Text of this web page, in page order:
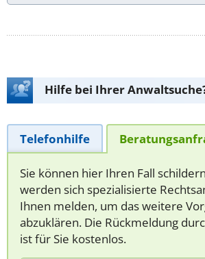
Hilfe bei Ihrer
Telefonhilfe
Sie können hier Ihren Fall
werden sich spezialisierte
Ihnen melden, um das weitere
abzuklären. Die Rückmeldung
ist für Sie kostenlos.